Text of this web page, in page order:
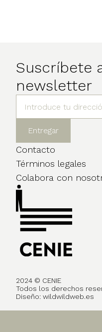
Suscríbete
newsletter
Contacto
Términos legales
Colabora con
2024 © CENIE
Todos los derechos
Diseño: wildwildweb.es